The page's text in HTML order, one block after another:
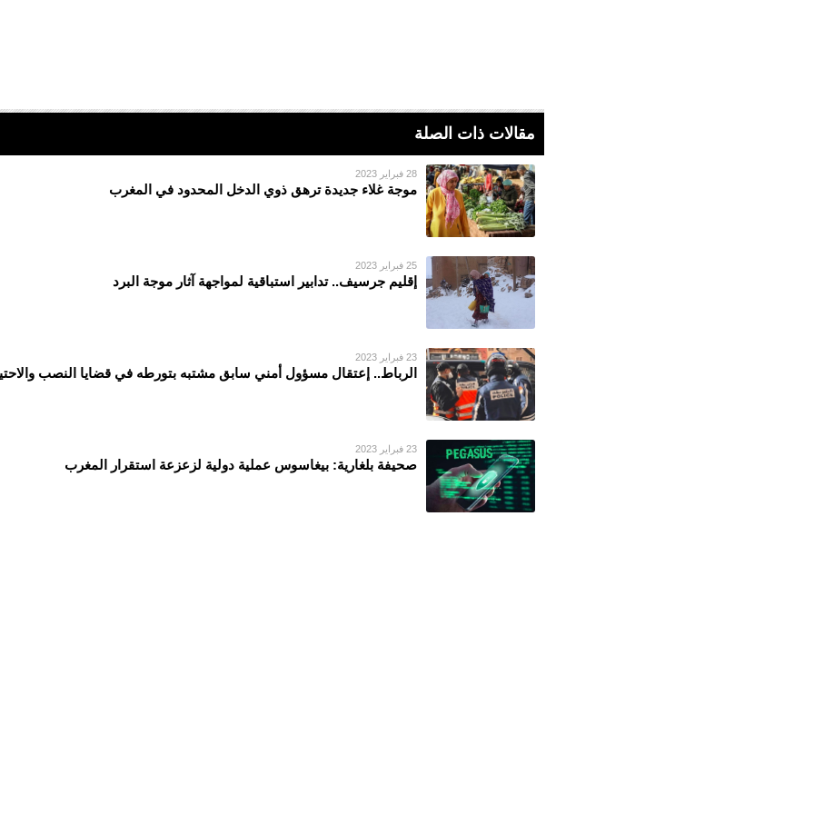
مقالات ذات الصلة
28 فبراير 2023
موجة غلاء جديدة ترهق ذوي الدخل المحدود في المغرب
25 فبراير 2023
إقليم جرسيف.. تدابير استباقية لمواجهة آثار موجة البرد
23 فبراير 2023
الرباط.. إعتقال مسؤول أمني سابق مشتبه بتورطه في قضايا النصب
23 فبراير 2023
صحيفة بلغارية: بيغاسوس عملية دولية لزعزعة استقرار المغرب